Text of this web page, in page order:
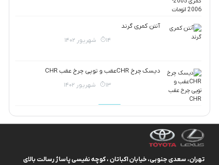
آنتن کمری گرند
14 شهریور 1402
دیسک چرخ CHRعقب و توپی چرخ عقب CHR
13 شهریور 1402
تهران، سعدی جنوبی، خیابان اکباتان ، کوچه نفیسی پاساژ رسالت بالای